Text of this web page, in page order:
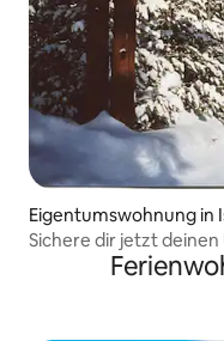
Eigentumswohnung in
Sichere dir jetzt deinen